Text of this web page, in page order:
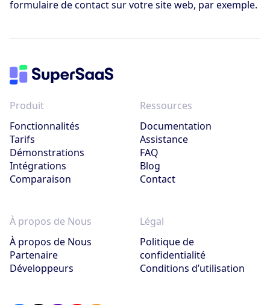
formulaire de contact sur votre site web, par exemple.
Produit
Fonctionnalités
Tarifs
Démonstrations
Intégrations
Comparaison
Ressources
Documentation
Assistance
FAQ
Blog
Contact
À propos de Nous
À propos de Nous
Partenaire
Développeurs
Légal
Politique de
confidentialité
Conditions d’utilisation